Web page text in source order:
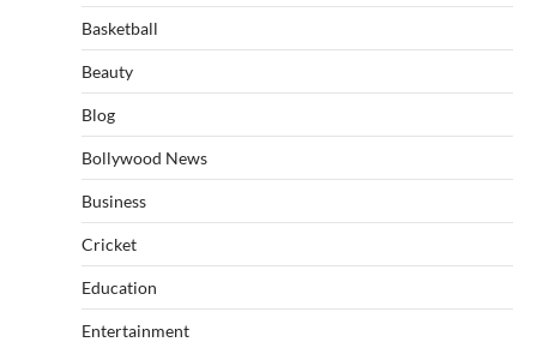
Basketball
Beauty
Blog
Bollywood News
Business
Cricket
Education
Entertainment